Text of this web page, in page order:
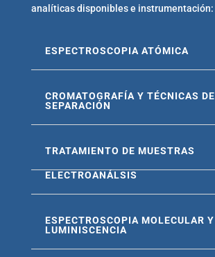
analíticas disponibles e instrumentación:
ESPECTROSCOPIA ATÓMICA
CROMATOGRAFÍA Y TÉCNICAS DE
SEPARACIÓN
TRATAMIENTO DE MUESTRAS
ELECTROANÁLSIS
ESPECTROSCOPIA MOLECULAR Y
LUMINISCENCIA